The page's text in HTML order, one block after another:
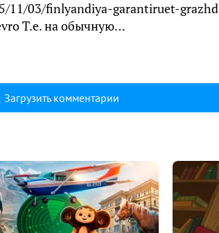
11/03/finlyandiya-garantiruet-
Т.е. на обычную…
Загрузить комментарии